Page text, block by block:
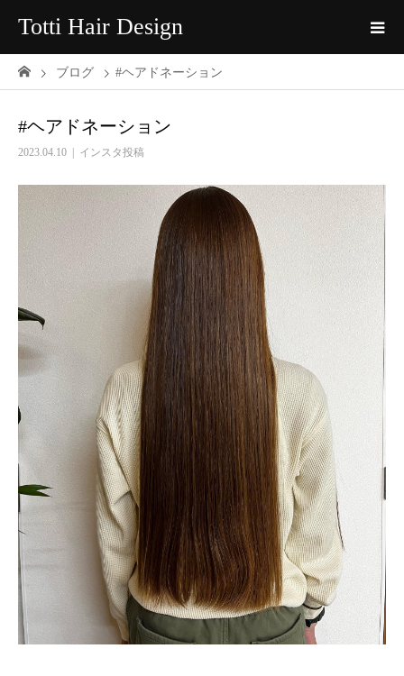
Totti Hair Design
ブログ #ヘアドネーション
#ヘアドネーション
2023.04.10 インスタ投稿